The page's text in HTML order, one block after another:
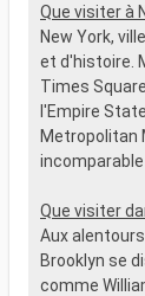
Que visiter à
New York,
et d'histoire.
Times
l'Empire
Metropolitan
incomparable
Que visiter
Aux
Brooklyn se
comme